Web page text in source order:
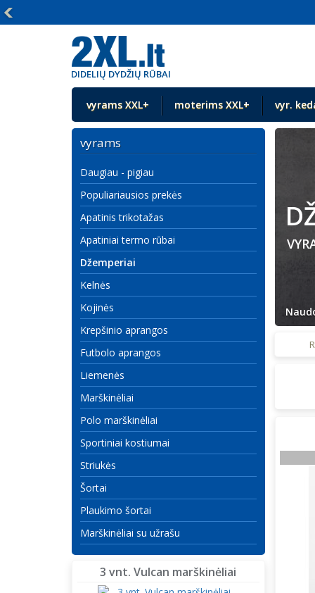
DIDELIŲ DYDŽIŲ RŪBAI
vyrams XXL+ moterims XXL+ vyr.
vyrams
Daugiau - pigiau
Populiariausios prekės
Apatinis trikotažas
Apatiniai termo rūbai
Džemperiai
Kelnės
Kojinės
Krepšinio aprangos
Futbolo aprangos
Liemenės
Marškinėliai
Polo marškinėliai
Sportiniai kostiumai
Striukės
Šortai
Plaukimo šortai
Marškinėliai su užrašu
3 vnt. Vulcan marškinėliai